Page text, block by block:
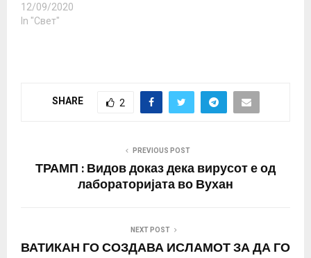
управување со кризата
предизвикана од
уапсени повеќе од 25
еднодневни маршеви
12/09/2020
In "Свет"
SHARE 2
PREVIOUS POST
ТРАМП : Видов доказ дека вирусот е од
лабораторијата во Вухан
NEXT POST
ВАТИКАН ГО СОЗДАВА ИСЛАМОТ ЗА ДА ГО